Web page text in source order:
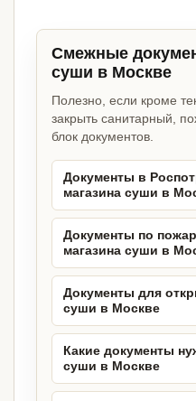
Смежные
суши в Москве
Полезно, если кроме
закрыть санитарный,
блок документов.
Документы в
магазина суши в
Документы по
магазина суши в
Документы для
суши в Москве
Какие документы
суши в Москве